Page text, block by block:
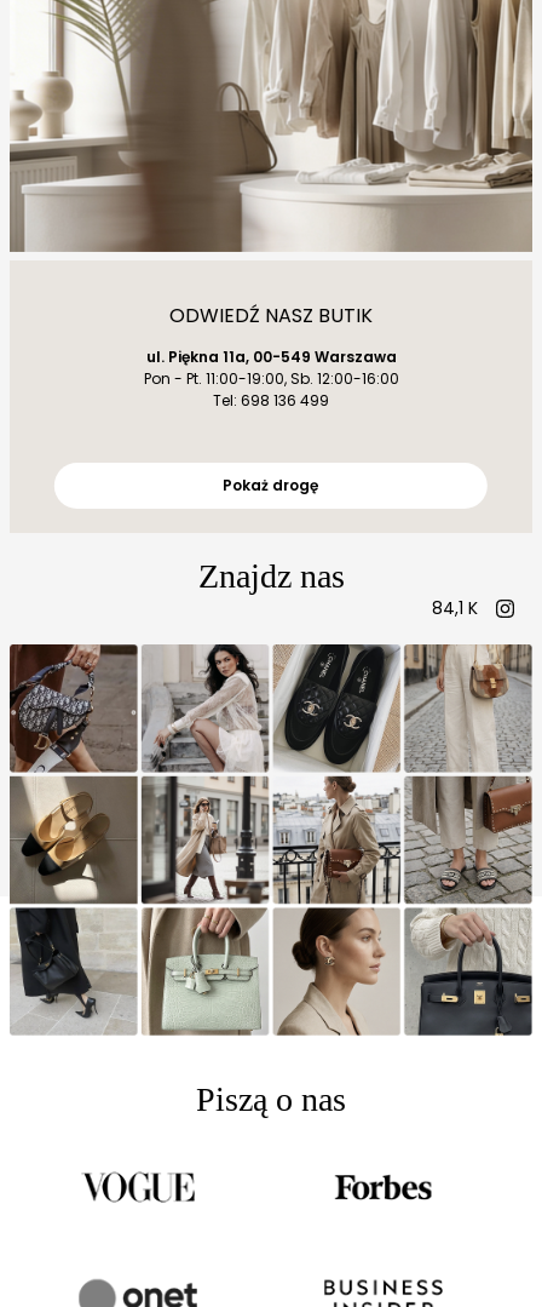
ODWIEDŹ NASZ BUTIK
ul. Piękna 11a, 00-549 Warszawa
Pon - Pt. 11:00-19:00, Sb. 12:00-16:00
Tel: 698 136 499
Pokaż drogę
Znajdz nas
84,1 K
Piszą o nas